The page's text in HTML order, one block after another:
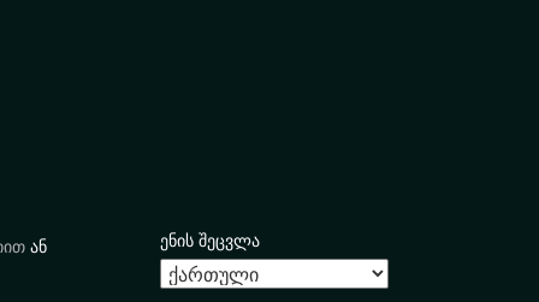
ან ენის შეცვლა